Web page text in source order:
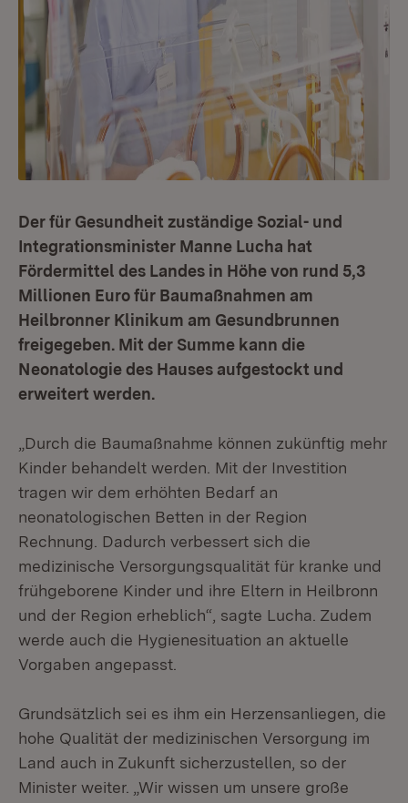
Der für Gesundheit zuständige Sozial- und
Integrationsminister Manne Lucha hat
Fördermittel des Landes in Höhe von rund 5,3
Millionen Euro für Baumaßnahmen am
Heilbronner Klinikum am Gesundbrunnen
freigegeben. Mit der Summe kann die
Neonatologie des Hauses aufgestockt und
erweitert werden.
„Durch die Baumaßnahme können zukünftig mehr
Kinder behandelt werden. Mit der Investition
tragen wir dem erhöhten Bedarf an
neonatologischen Betten in der Region
Rechnung. Dadurch verbessert sich die
medizinische Versorgungsqualität für kranke und
frühgeborene Kinder und ihre Eltern in Heilbronn
und der Region erheblich“, sagte Lucha. Zudem
werde auch die Hygienesituation an aktuelle
Vorgaben angepasst.
Grundsätzlich sei es ihm ein Herzensanliegen, die
hohe Qualität der medizinischen Versorgung im
Land auch in Zukunft sicherzustellen, so der
Minister weiter. „Wir wissen um unsere große